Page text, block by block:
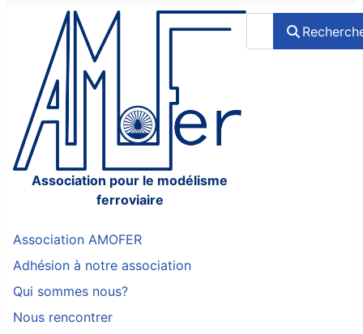
Association pour le modélisme
ferroviaire
Rechercher
Association AMOFER
Adhésion à notre association
Qui sommes nous?
Nous rencontrer